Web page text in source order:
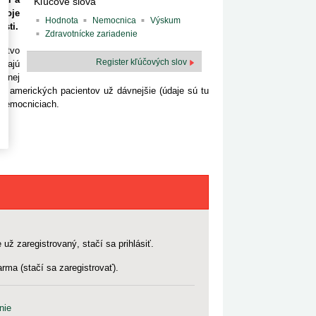
Hodnota Nemocnica
Výskum
Zdravotnícke zariadenie
Register kľúčových slov
amerických pacientov už dávnejšie (údaje sú tu
už zaregistrovaný, stačí sa prihlásiť.
(stačí sa zaregistrovať).